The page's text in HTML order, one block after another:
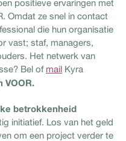
positieve ervaringen met
Omdat ze snel in contact
die hun organisatie
vast; staf, managers,
Het netwerk van
Bel of mail Kyra
VOOR.
betrokkenheid
initiatief. Los van het geld
om een project verder te